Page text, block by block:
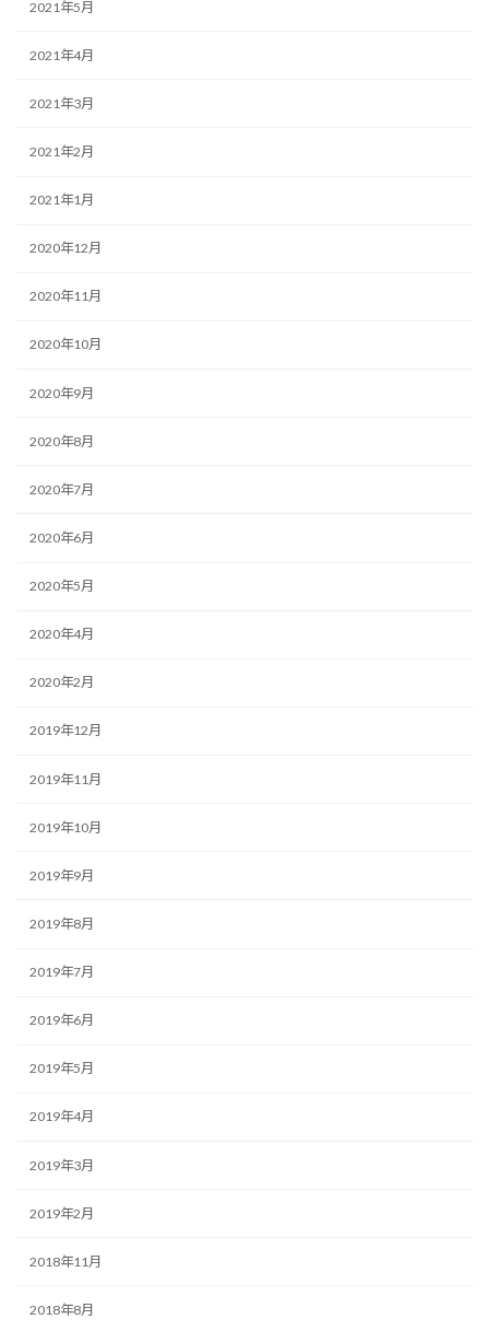
2021年5月
2021年4月
2021年3月
2021年2月
2021年1月
2020年12月
2020年11月
2020年10月
2020年9月
2020年8月
2020年7月
2020年6月
2020年5月
2020年4月
2020年2月
2019年12月
2019年11月
2019年10月
2019年9月
2019年8月
2019年7月
2019年6月
2019年5月
2019年4月
2019年3月
2019年2月
2018年11月
2018年8月